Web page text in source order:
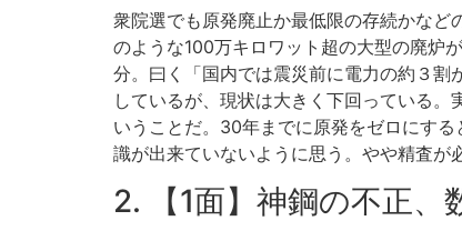
衆院選でも原発廃止か最低限の存続かな
のような100万キロワット超の大型の廃炉
分。曰く「国内では震災前に電力の約３
しているが、現状は大きく下回っている
いうことだ。30年までに原発をゼロにす
識が出来ていないように思う。やや精査が
2. 【1面】神鋼の不正